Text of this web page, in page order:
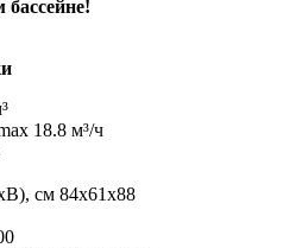
18.8 м³/ч
см 84х61х88